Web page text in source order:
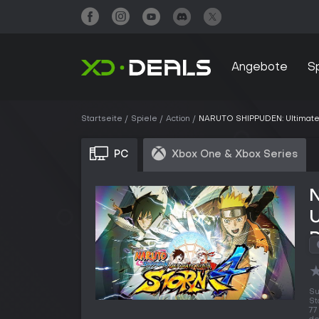
Angebote
Startseite Spiele Action NARUTO SHIPPUDEN:
PC Xbox One & Xbox Series